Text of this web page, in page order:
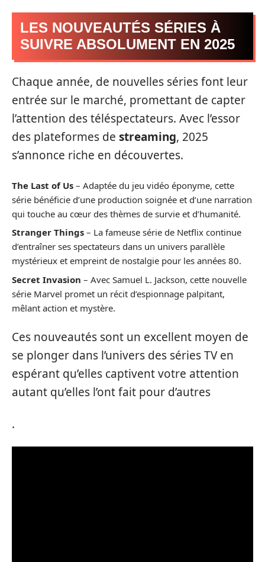
LES NOUVEAUTÉS SÉRIES À
SUIVRE ABSOLUMENT EN 2025
Chaque année, de nouvelles séries font leur
entrée sur le marché, promettant de capter
l’attention des téléspectateurs. Avec l’essor
des plateformes de streaming, 2025
s’annonce riche en découvertes.
The Last of Us – Adaptée du jeu vidéo éponyme, cette
série bénéficie d’une production soignée et d’une narration
qui touche au cœur des thèmes de survie et d’humanité.
Stranger Things – La fameuse série de Netflix continue
d’entraîner ses spectateurs dans un univers parallèle
mystérieux et empreint de nostalgie pour les années 80.
Secret Invasion – Avec Samuel L. Jackson, cette nouvelle
série Marvel promet un récit d’espionnage palpitant,
mêlant action et mystère.
Ces nouveautés sont un excellent moyen de
se plonger dans l’univers des séries TV en
espérant qu’elles captivent votre attention
autant qu’elles l’ont fait pour d’autres
.